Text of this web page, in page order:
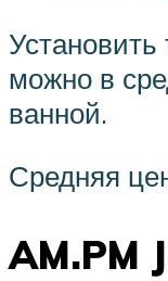
можно в
ванной.
Средняя
AM.PM